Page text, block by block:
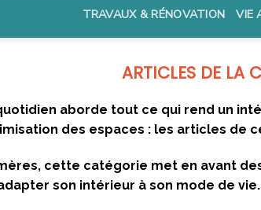
TRAVAUX & RÉNOVATION VIE
aborde tout ce qui rend un
des espaces : les articles de
cette catégorie met en avant
son intérieur à son mode de